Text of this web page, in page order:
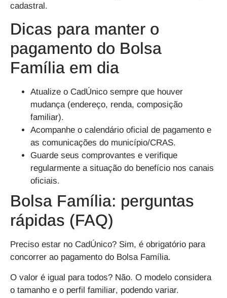
cadastral.
Dicas para manter o
pagamento do Bolsa
Família em dia
Atualize o CadÚnico sempre que houver
mudança (endereço, renda, composição
familiar).
Acompanhe o calendário oficial de pagamento e
as comunicações do município/CRAS.
Guarde seus comprovantes e verifique
regularmente a situação do benefício nos canais
oficiais.
Bolsa Família: perguntas
rápidas (FAQ)
Preciso estar no CadÚnico? Sim, é obrigatório para
concorrer ao pagamento do Bolsa Família.
O valor é igual para todos? Não. O modelo considera
o tamanho e o perfil familiar, podendo variar.